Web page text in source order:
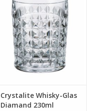
Crystalite Whisky-Glas
Diamand 230ml